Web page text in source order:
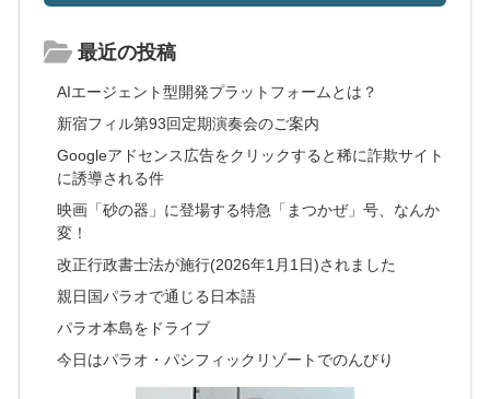
最近の投稿
AIエージェント型開発プラットフォームとは？
新宿フィル第93回定期演奏会のご案内
Googleアドセンス広告をクリックすると稀に詐欺サイト
に誘導される件
映画「砂の器」に登場する特急「まつかぜ」号、なんか
変！
改正行政書士法が施行(2026年1月1日)されました
親日国パラオで通じる日本語
パラオ本島をドライブ
今日はパラオ・パシフィックリゾートでのんびり